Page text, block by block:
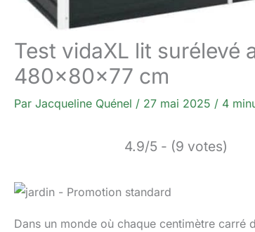
Test vidaXL lit surélevé
480x80x77 cm
Par Jacqueline Quénel / 27 mai 2025 / 4
4.9/5 - (9 votes)
Dans un monde où chaque centimètre